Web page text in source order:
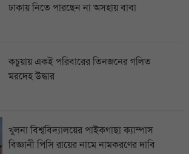
ঢাকায় নিতে পারছেন না অসহায় বাবা
কচুয়ায় একই পরিবারের তিনজনের গলিত
মরদেহ উদ্ধার
খুলনা বিশ্ববিদ্যালয়ের পাইকগাছা ক্যাম্পাস
বিজ্ঞানী পিসি রায়ের নামে নামকরণের দাবি